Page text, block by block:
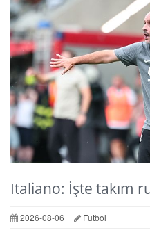
Italiano: İşte takım
2026-08-06 Futbol